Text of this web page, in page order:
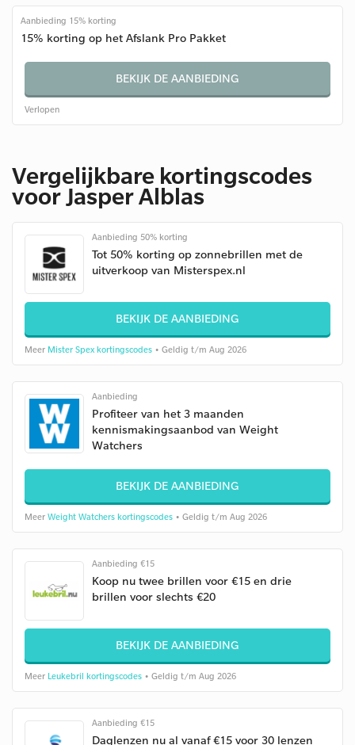
Aanbieding 15% korting
15% korting op het Afslank Pro Pakket
BEKIJK DE AANBIEDING
Verlopen
Vergelijkbare kortingscodes
voor Jasper Alblas
Aanbieding 50% korting
Tot 50% korting op zonnebrillen met de
uitverkoop van Misterspex.nl
BEKIJK DE AANBIEDING
Meer Mister Spex kortingscodes • Geldig t/m Aug 2026
Aanbieding
Profiteer van het 3 maanden
kennismakingsaanbod van Weight
Watchers
BEKIJK DE AANBIEDING
Meer Weight Watchers kortingscodes • Geldig t/m Aug 2026
Aanbieding €15
Koop nu twee brillen voor €15 en drie
brillen voor slechts €20
BEKIJK DE AANBIEDING
Meer Leukebril kortingscodes • Geldig t/m Aug 2026
Aanbieding €15
Daglenzen nu al vanaf €15 voor 30 lenzen